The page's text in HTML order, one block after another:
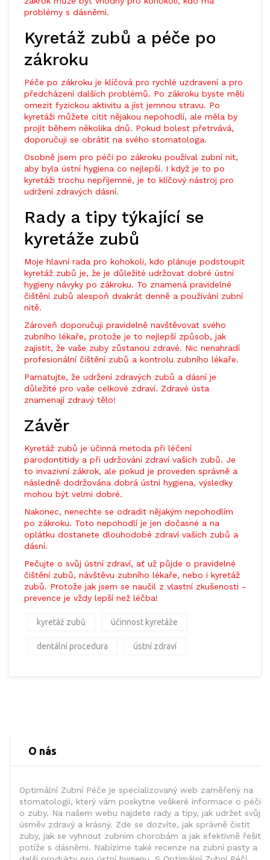
problémy s dásněmi.
Kyretáž zubů a péče po
zákroku
Péče po zákroku je klíčová pro rychlé uzdravení a pro
předcházení dalších problémů. Po zákroku byste měli
omezit fyzickou aktivitu a jíst jemnou stravu. Po
kyretáži můžete cítit nějakou nepohodlí, ale měla by
projít během několika dnů. Pokud bolest přetrvává,
doporučuji se obrátit na svého stomatologa.
Osobně jsem pro péči po zákroku používal zubní nit,
aby byla ústní hygiena co nejlepší. I když je to po
kyretáži trochu nepříjemné, je to klíčový nástroj pro
udržení zdravých dásní.
Rady a tipy týkající se
kyretáže zubů
Moje hlavní rada pro kohokoli, kdo plánuje podstoupit
kyretáž zubů je, že je důležité udržovat dobré ústní
hygieny návyky po zákroku. To znamená pravidelné
čištění zubů alespoň dvakrát denně a používání zubní
nitě.
Zároveň doporučuji pravidelně navštěvovat svého
zubního lékaře, protože je to nejlepší způsob, jak
zajistit, že vaše zuby zůstanou zdravé. Nic nenahradí
profesionální čištění zubů a kontrolu zubního lékaře.
Pamatujte, že udržení zdravých zubů a dásní je
důležité pro vaše celkové zdraví. Zdravé ústa
znamenají zdravý tělo!
Závěr
Kyretáž zubů je účinná metoda při léčení
parodontitidy a při udržování zdraví vašich zubů. Je
to invazivní zákrok, ale pokud je proveden správně a
následně dodržována dobrá ústní hygiena, výsledky
mohou být velmi dobré.
Nakonec, nenechte se odradit nějakým nepohodlím
po zákroku. Toto nepohodlí je jen dočasné a na
oplátku dostanete dlouhodobé zdraví vašich zubů a
dásní.
Pečujte o svůj ústní zdraví, ať už půjde o pravidelné
čištění zubů, návštěvu zubního lékaře, nebo i kyretáž
zubů. Protože jak jsem se naučil z vlastní zkušenosti -
prevence je vždy lepší než léčba!
kyretáž zubů účinnost kyretáže
dentální procedura ústní zdraví
O nás
Optimální Zubní Péče je specializovaný web zaměřený na
stomatologii, který vám poskytne veškeré informace o péči
o zuby. Na našem webu najdete rady a tipy, jak udržet svůj
úsměv zdravý a krásný. Zde se dozvíte, jak správně čistit
zuby, jak se vyhnout zubním chorobám a jak efektivně řešit
potíže s dásněmi. Nabízíme také recenze na zubní pasty a